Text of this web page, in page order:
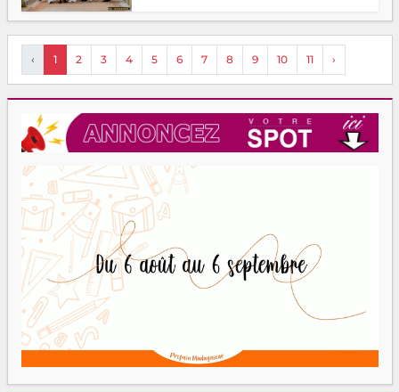
‹ 1 2 3 4 5 6 7 8 9 10 11 ›